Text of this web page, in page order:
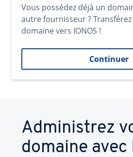
Vous possédez déjà un
autre fournisseur ?
domaine vers IONOS !
Continuer
Administrez
domaine avec